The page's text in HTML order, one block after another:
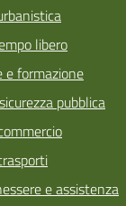
libero
e formazione
pubblica
e assistenza